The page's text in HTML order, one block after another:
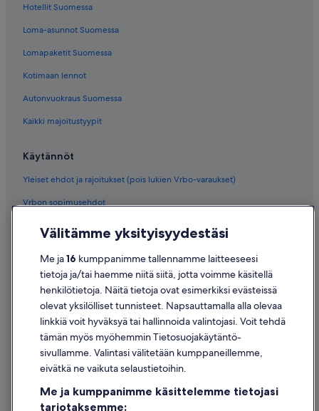
Hotellit Suomessa
Loma-asunnot Suomessa
Lomapaketit Suomessa
Kotimaan lennot
Autonvuokraus Suomessa
Kaikki majoitustyypit
Käytännöt
Yleiset ehdot ja rajoitukset (pois lukien Vrbo-varaukset)
Vrbon sopimusehdot
Evästeet
Käyttöehdot
Oikeudelliset tiedot / ota meihin yhteyttä
Sisältövaatimukset ja ilmoituksen tekeminen sisällöstä
Tuki
Ota yhteyttä
Välitämme yksityisyydestäsi
Me ja16 kumppanimme tallennamme laitteeseesi
tietoja ja/tai haemme niitä siitä, jotta voimme käsitellä
henkilötietoja. Näitä tietoja ovat esimerkiksi evästeissä
olevat yksilölliset tunnisteet. Napsauttamalla alla olevaa
linkkiä voit hyväksyä tai hallinnoida valintojasi. Voit tehdä
tämän myös myöhemmin Tietosuojakäytäntö-
sivullamme. Valintasi välitetään kumppaneillemme,
eivätkä ne vaikuta selaustietoihin.
Me ja kumppanimme käsittelemme tietojasi
tarjotaksemme: